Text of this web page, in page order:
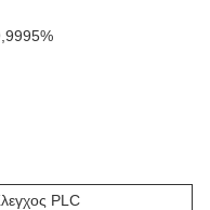
PLC